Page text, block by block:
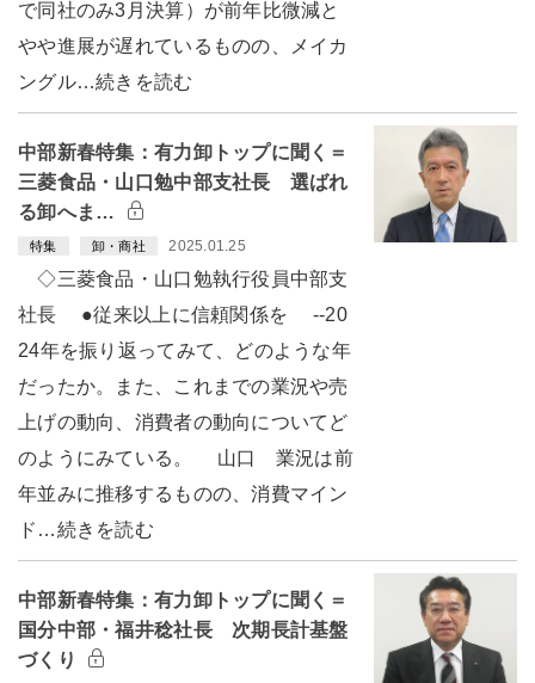
で同社のみ3月決算）が前年比微減と
やや進展が遅れているものの、メイカ
ングル…続きを読む
中部新春特集：有力卸トップに聞く＝
三菱食品・山口勉中部支社長 選ばれ
る卸へま…
特集 卸・商社 2025.01.25
◇三菱食品・山口勉執行役員中部支
社長 ●従来以上に信頼関係を --20
24年を振り返ってみて、どのような年
だったか。また、これまでの業況や売
上げの動向、消費者の動向についてど
のようにみている。 山口 業況は前
年並みに推移するものの、消費マイン
ド…続きを読む
中部新春特集：有力卸トップに聞く＝
国分中部・福井稔社長 次期長計基盤
づくり